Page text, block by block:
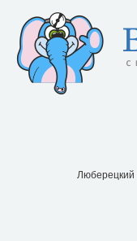
Люберецкий